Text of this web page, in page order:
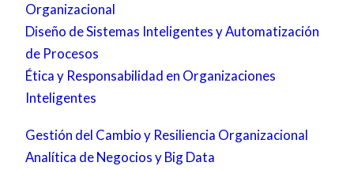
Organizacional
Diseño de Sistemas Inteligentes y Automatización
de Procesos
Ética y Responsabilidad en Organizaciones
Inteligentes
Gestión del Cambio y Resiliencia Organizacional
Analítica de Negocios y Big Data